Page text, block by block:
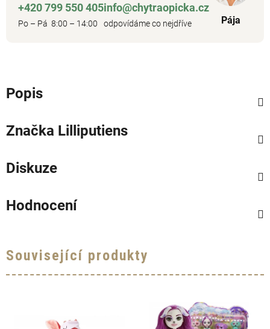
+420 799 550 405
Po – Pá 8:00 – 14:00
info@chytraopicka.cz
odpovídáme co nejdříve Pája
Popis
Značka Lilliputiens
Diskuze
Hodnocení
Související produkty